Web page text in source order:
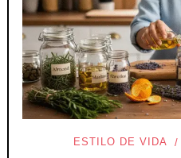
ESTILO DE VIDA